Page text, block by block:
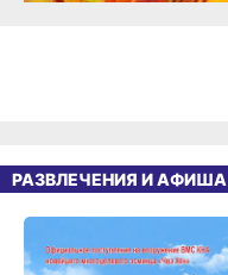
РАЗВЛЕЧЕНИЯ И АФИША